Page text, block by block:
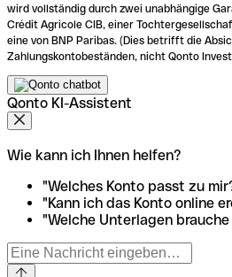
wird vollständig durch zwei unabhängige
Crédit Agricole CIB, einer
eine von BNP Paribas. (Dies betrifft die
Zahlungskontobeständen, nicht Qonto
Qonto KI-Assistent
Wie kann ich Ihnen helfen?
"Welches Konto passt zu
"Kann ich das Konto online
"Welche Unterlagen